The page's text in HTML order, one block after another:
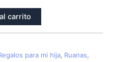
carrito
para mi hija, Ruanas,